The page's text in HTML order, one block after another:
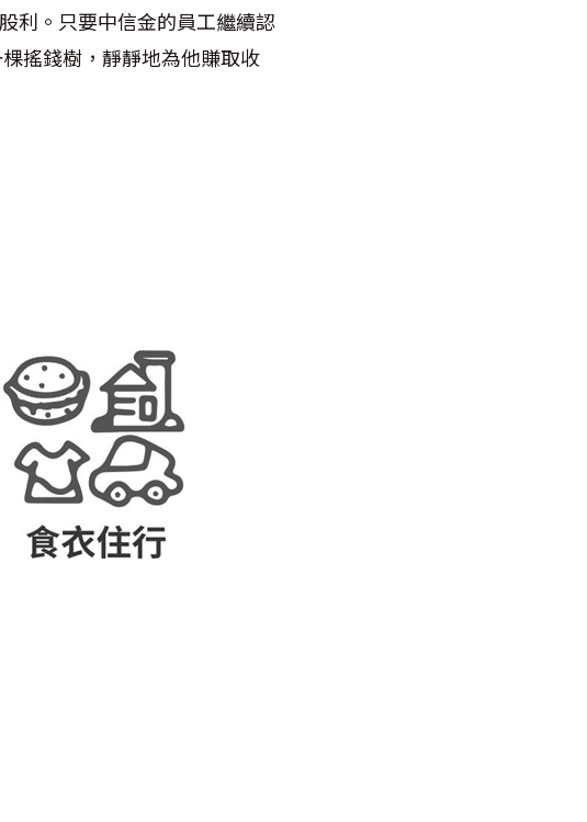
利。只要中信金的員工繼續認
搖錢樹，靜靜地為他賺取收